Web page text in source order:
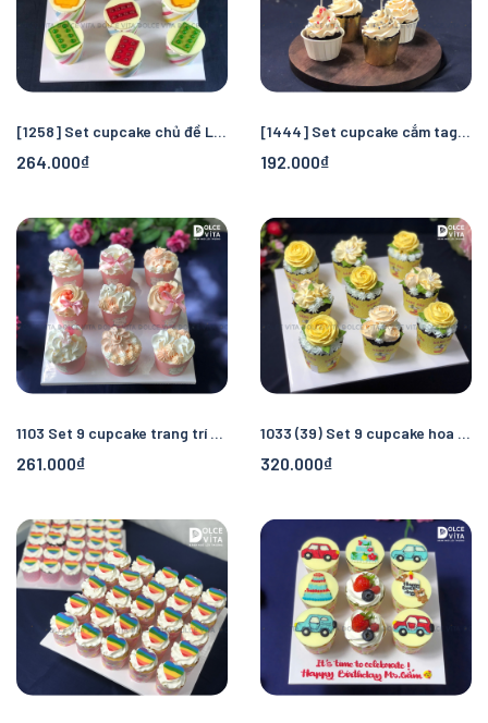
[1258] Set cupcake chủ đề Lego cho bé trai
264.000₫
[1444] Set cupcake cắm tag ngôi sao
192.000₫
1103 Set 9 cupcake trang trí kem tone hồng - trắng
261.000₫
1033 (39) Set 9 cupcake hoa tone vàng
320.000₫